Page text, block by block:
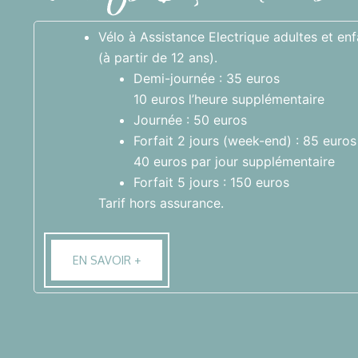
Vélo à Assistance Electrique adultes et
(à partir de 12 ans).
Demi-journée : 35 euros
10 euros l’heure supplémentaire
Journée : 50 euros
Forfait 2 jours (week-end) : 85 euros
40 euros par jour supplémentaire
Forfait 5 jours : 150 euros
Tarif hors assurance.
EN SAVOIR +